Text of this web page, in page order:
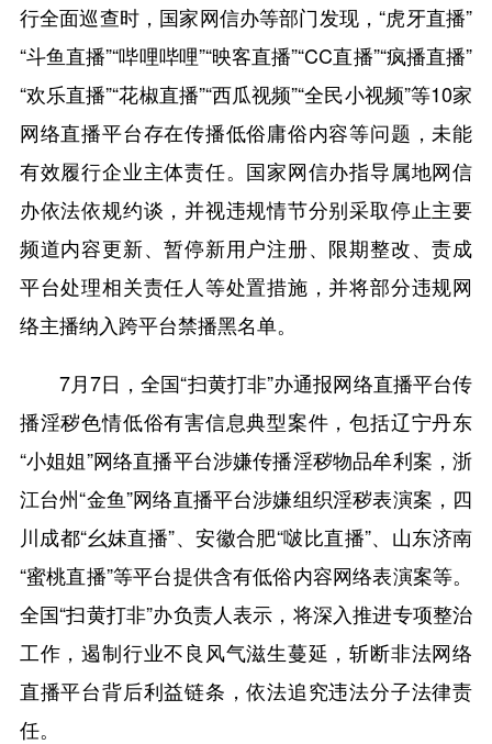
行全面巡查时，国家网信办等部门发现，“虎牙直播”
“斗鱼直播”“哔哩哔哩”“映客直播”“CC直播”“疯播直播”
“欢乐直播”“花椒直播”“西瓜视频”“全民小视频”等10家
网络直播平台存在传播低俗庸俗内容等问题，未能
有效履行企业主体责任。国家网信办指导属地网信
办依法依规约谈，并视违规情节分别采取停止主要
频道内容更新、暂停新用户注册、限期整改、责成
平台处理相关责任人等处置措施，并将部分违规网
络主播纳入跨平台禁播黑名单。
7月7日，全国“扫黄打非”办通报网络直播平台传
播淫秽色情低俗有害信息典型案件，包括辽宁丹东
“小姐姐”网络直播平台涉嫌传播淫秽物品牟利案，浙
江台州“金鱼”网络直播平台涉嫌组织淫秽表演案，四
川成都“幺妹直播”、安徽合肥“啵比直播”、山东济南
“蜜桃直播”等平台提供含有低俗内容网络表演案等。
全国“扫黄打非”办负责人表示，将深入推进专项整治
工作，遏制行业不良风气滋生蔓延，斩断非法网络
直播平台背后利益链条，依法追究违法分子法律责
任。